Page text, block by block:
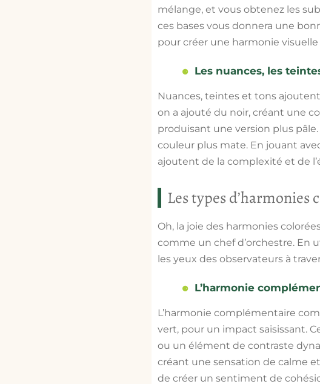
mélange, et vous obtenez les
ces bases vous donnera une
pour créer une harmonie
Les nuances, les
Nuances, teintes et tons
on a ajouté du noir, créant une
produisant une version plus
couleur plus mate. En jouant
ajoutent de la complexité et de
Les types d’harmonies
Oh, la joie des harmonies
comme un chef d’orchestre. En
les yeux des observateurs à
L’harmonie
L’harmonie complémentaire
vert, pour un impact saisissant.
ou un élément de contraste
créant une sensation de calme
de créer un sentiment de